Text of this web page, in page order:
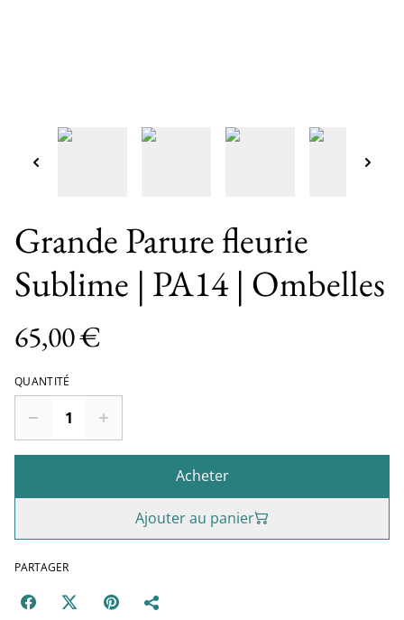
Grande Parure fleurie
Sublime | PA14 | Ombelles
65,00 €
QUANTITÉ
Acheter
Ajouter au panier
PARTAGER